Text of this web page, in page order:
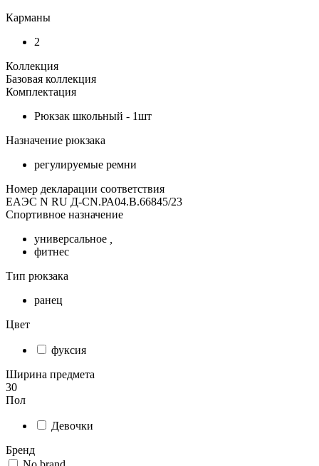
Карманы
2
Коллекция
Базовая коллекция
Комплектация
Рюкзак школьный - 1шт
Назначение рюкзака
регулируемые ремни
Номер декларации соответствия
ЕАЭС N RU Д-CN.РА04.В.66845/23
Спортивное назначение
универсальное
фитнес
Тип рюкзака
ранец
Цвет
фуксия
Ширина предмета
30
Пол
Девочки
Бренд